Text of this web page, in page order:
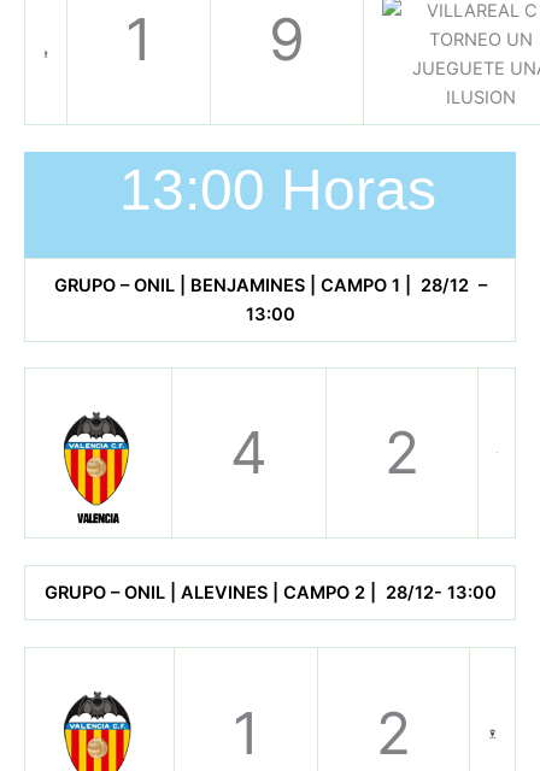
1 9
13:00 Horas
GRUPO – ONIL | BENJAMINES | CAMPO 1 | 28/12 –
13:00
4 2
GRUPO – ONIL | ALEVINES | CAMPO 2 | 28/12- 13:00
1 2